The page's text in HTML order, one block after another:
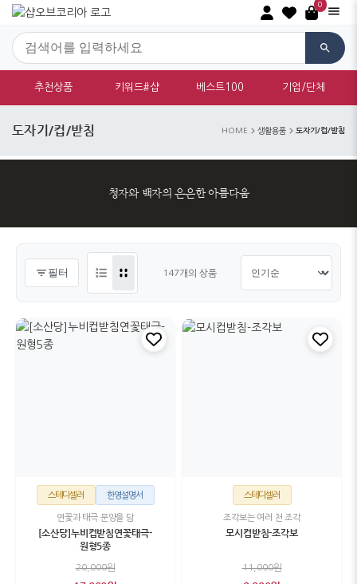
0
추천상품 키워드#샵 베스트100 기업/단체
도자기/컵/받침 HOME 생활용품 도자기/컵/받침
청자와 백자의 은은한 아름다움
필터 147개의 상품
스테디셀러 한영설명서
연꽃과 태극 문양을 담
[소산당]누비컵받침연꽃태극-
원형5종
20,000원
스테디셀러
조각보는 여러 천 조각
모시컵받침-조각보
11,000원